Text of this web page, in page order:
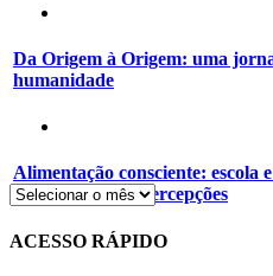
Da Origem à Origem: uma
humanidade
Alimentação consciente: escola
novos hábitos e percepções
ACESSO RÁPIDO